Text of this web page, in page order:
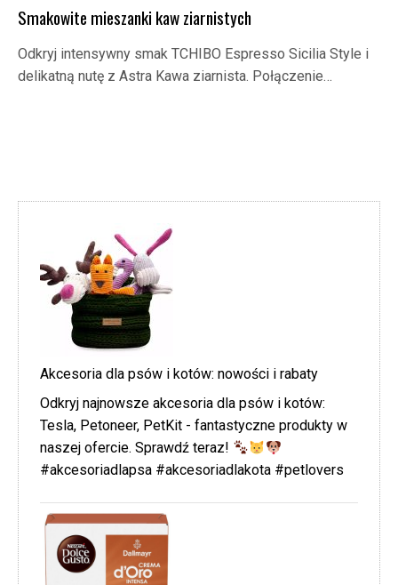
Smakowite mieszanki kaw ziarnistych
Odkryj intensywny smak TCHIBO Espresso Sicilia Style i
delikatną nutę z Astra Kawa ziarnista. Połączenie…
Akcesoria dla psów i kotów: nowości i rabaty
Odkryj najnowsze akcesoria dla psów i kotów:
Tesla, Petoneer, PetKit - fantastyczne produkty w
naszej ofercie. Sprawdź teraz!
#akcesoriadlapsa #akcesoriadlakota #petlovers